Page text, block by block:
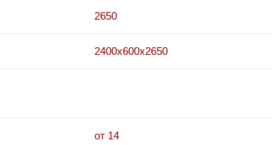
2650
2400x600x2650
от 14